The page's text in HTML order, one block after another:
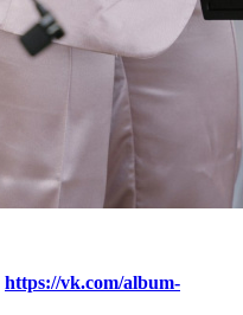
https://vk.com/album-